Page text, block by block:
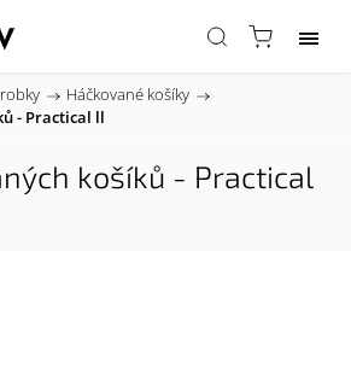
/ Háčkované košíky /
- Practical ll
košíků - Practical